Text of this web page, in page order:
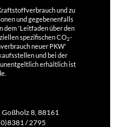
und zu
und gegebenenfalls
dem 'Leitfaden über den
spezifischen CO2-
neuer PKW'
und bei der
erhältlich ist
Goßholz 8, 88161
/ 2795